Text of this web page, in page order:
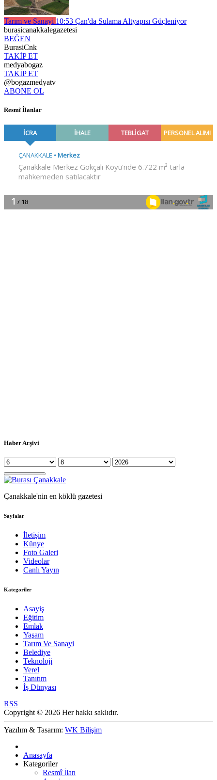
Tarım ve Sanayi 10:53 Çan'da Sulama Altyapısı Güçleniyor
burasicanakkalegazetesi
BEĞEN
BurasiCnk
TAKİP ET
medyabogaz
TAKİP ET
@bogazmedyatv
ABONE OL
Resmî İlanlar
Haber Arşivi
Çanakkale'nin en köklü gazetesi
Sayfalar
İletişim
Künye
Foto Galeri
Videolar
Canlı Yayın
Kategoriler
Asayiş
Eğitim
Emlak
Yaşam
Tarım Ve Sanayi
Belediye
Teknoloji
Yerel
Tanıtım
İş Dünyası
RSS
Copyright © 2026 Her hakkı saklıdır.
Yazılım & Tasarım: WK Bilişim
Anasayfa
Kategoriler
Resmî İlan